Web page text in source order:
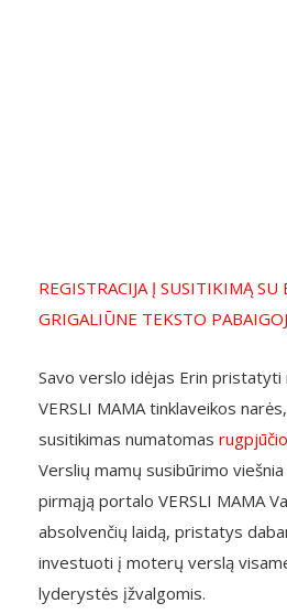
REGISTRACIJA Į SUSITIKIMĄ SU
GRIGALIŪNE TEKSTO
Savo verslo idėjas Erin
VERSLI MAMA tinklaveikos
susitikimas numatomas
Verslių mamų susibūrimo
pirmąją portalo VERSLI MAMA
absolvenčių laidą, pristatys
investuoti į moterų verslą
lyderystės įžvalgomis.